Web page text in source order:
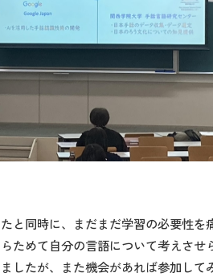
と同時に、まだまだ学習の必要性を
めて自分の言語について考えさせ
したが、また機会があれば参加して